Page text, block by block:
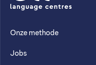
CLL
Onze methode
Jobs